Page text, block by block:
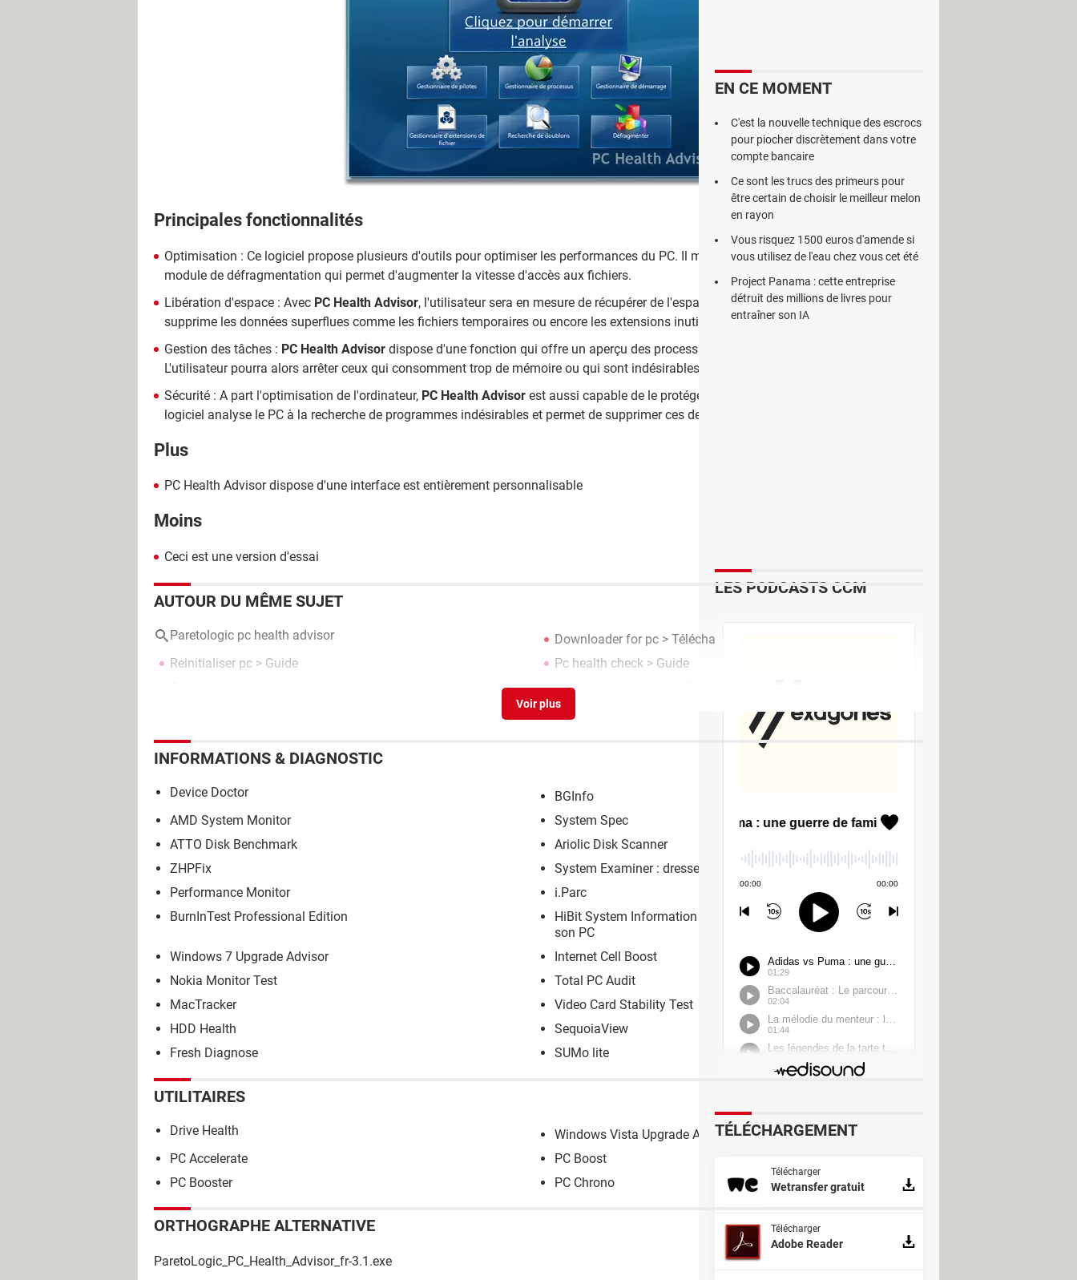
Principales fonctionnalités
Optimisation : Ce logiciel propose plusieurs d'outils pour optimiser les performances du PC. Il met par exemple à disposition un
module de défragmentation qui permet d'augmenter la vitesse d'accès aux fichiers.
Libération d'espace : Avec PC Health Advisor, l'utilisateur sera en mesure de récupérer de l'espace disque. Il analyse les disques durs et
supprime les données superflues comme les fichiers temporaires ou encore les extensions inutiles des navigateurs.
Gestion des tâches : PC Health Advisor dispose d'une fonction qui offre un aperçu des processus en cours d'exécution sur le système.
L'utilisateur pourra alors arrêter ceux qui consomment trop de mémoire ou qui sont indésirables.
Sécurité : A part l'optimisation de l'ordinateur, PC Health Advisor est aussi capable de le protéger contre les logiciels malveillants. Le
logiciel analyse le PC à la recherche de programmes indésirables et permet de supprimer ces derniers.
Plus
PC Health Advisor dispose d'une interface est entièrement personnalisable
Moins
Ceci est une version d'essai
AUTOUR DU MÊME SUJET
Paretologic pc health advisor Downloader for pc > Télécharger - Téléchargement & Transfert
Reinitialiser pc > Guide Pc health check > Guide
Forcer demarrage pc
INFORMATIONS & DIAGNOSTIC
Device Doctor
BGInfo
AMD System Monitor
System Spec
ATTO Disk Benchmark
Ariolic Disk Scanner
ZHPFix
System Examiner : dresser un inventaire complet d'un PC
Performance Monitor
i.Parc
BurnInTest Professional Edition
HiBit System Information : un utilitaire gratuit pour tout savoir sur
son PC
Windows 7 Upgrade Advisor
Internet Cell Boost
Nokia Monitor Test
Total PC Audit
MacTracker
Video Card Stability Test
HDD Health
SequoiaView
Fresh Diagnose
SUMo lite
UTILITAIRES
Drive Health
Windows Vista Upgrade Advisor
PC Accelerate
PC Boost
PC Booster
PC Chrono
ORTHOGRAPHE ALTERNATIVE
ParetoLogic_PC_Health_Advisor_fr-3.1.exe
EN CE MOMENT
C'est la nouvelle technique des escrocs
pour piocher discrètement dans votre
compte bancaire
Ce sont les trucs des primeurs pour
être certain de choisir le meilleur melon
en rayon
Vous risquez 1500 euros d'amende si
vous utilisez de l'eau chez vous cet été
Project Panama : cette entreprise
détruit des millions de livres pour
entraîner son IA
LES PODCASTS CCM
TÉLÉCHARGEMENT
Télécharger
Wetransfer gratuit
Télécharger
Adobe Reader